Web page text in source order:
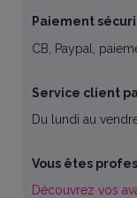
Paiement
CB, Paypal,
Service client
Du lundi au
Vous êtes
Découvrez vos